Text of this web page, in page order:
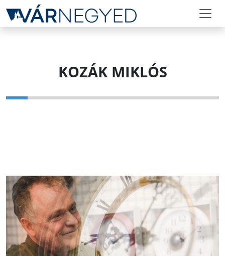
KOZÁK MIKLÓS